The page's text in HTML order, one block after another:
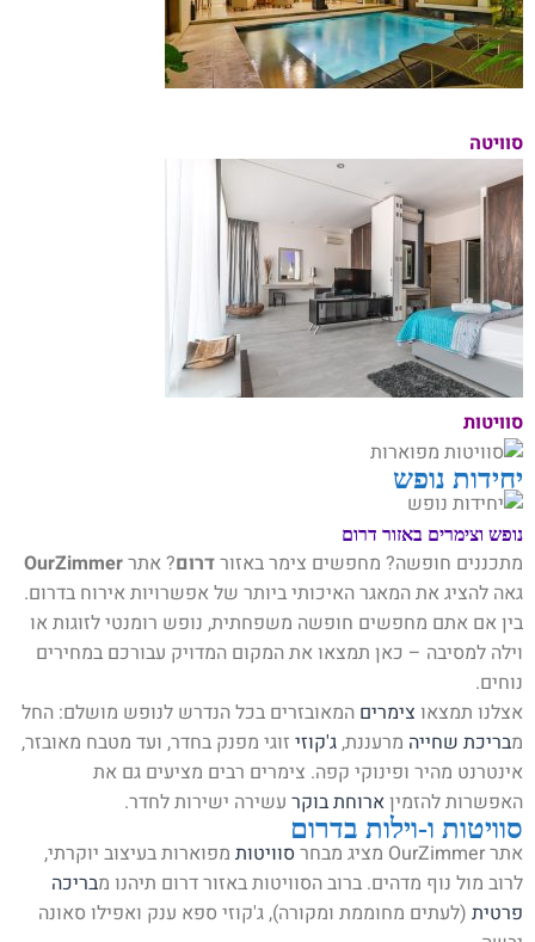
סוויטה
סוויטות
יחידות נופש
נופש וצימרים באזור דרום
מתכננים חופשה? מחפשים צימר באזורדרום? אתרOurZimmer
גאה להציג את המאגר האיכותי ביותר של אפשרויות אירוח בדרום.
בין אם אתם מחפשים חופשה משפחתית, נופש רומנטי לזוגות או
וילה למסיבה – כאן תמצאו את המקום המדויק עבורכם במחירים
נוחים.
אצלנו תמצאו צימרים המאובזרים בכל הנדרש לנופש מושלם: החל
מבריכת שחייה מרעננת,ג'קוזי זוגי מפנק בחדר, ועד מטבח מאובזר,
אינטרנט מהיר ופינוקי קפה. צימרים רבים מציעים גם את
האפשרות להזמיןארוחת בוקר עשירה ישירות לחדר.
סוויטות ו-וילות בדרום
אתר OurZimmer מציג מבחר סוויטות מפוארות בעיצוב יוקרתי,
לרוב מול נוף מדהים. ברוב הסוויטות באזור דרום תיהנו מבריכה
פרטית (לעתים מחוממת ומקורה), ג'קוזי ספא ענק ואפילו סאונה